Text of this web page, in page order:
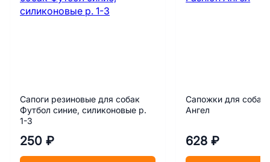
Сапоги резиновые для собак
Футбол синие, силиконовые р.
1-3
250 ₽
Сапожки для собак
Ангел
628 ₽